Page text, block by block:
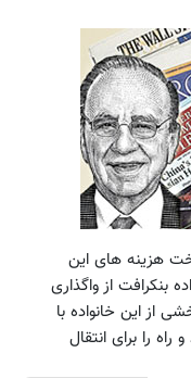
هزینه های این
بنکرافت از واگذاری
از این خانواده با
را برای انتقال